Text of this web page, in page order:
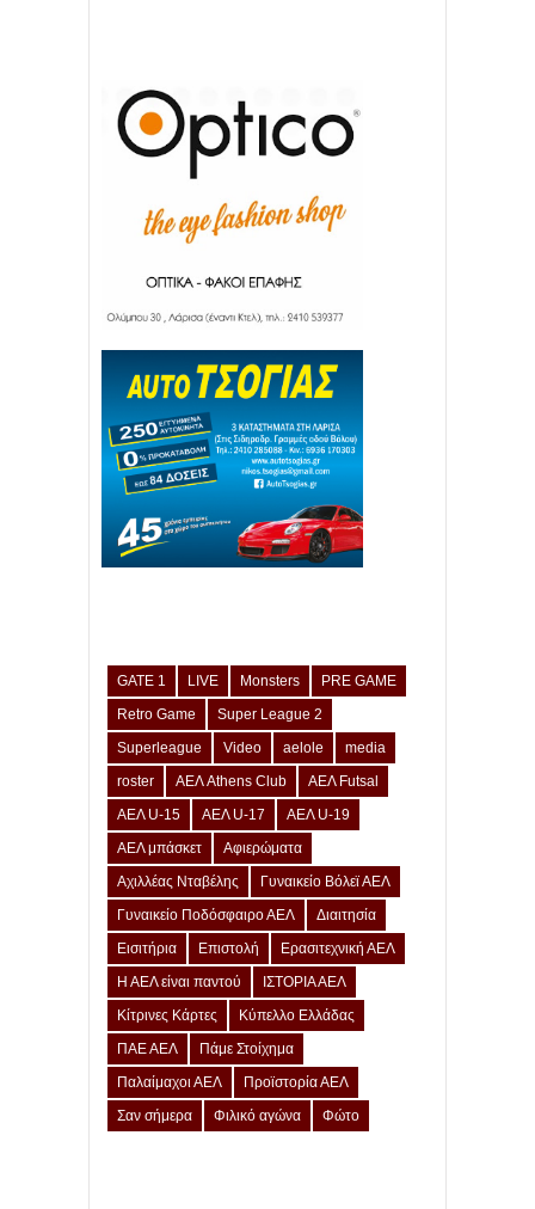
GATE 1 LIVE Monsters
PRE GAME
Retro Game
Super League 2
Superleague
Video aelole
media
roster
ΑΕΛ Athens Club
ΑΕΛ Futsal
ΑΕΛ U-15
ΑΕΛ U-17
ΑΕΛ U-19
ΑΕΛ μπάσκετ
Αφιερώματα
Αχιλλέας Νταβέλης
Γυναικείο Βόλεϊ ΑΕΛ
Γυναικείο Ποδόσφαιρο ΑΕΛ
Διαιτησία
Εισιτήρια
Επιστολή
Ερασιτεχνική ΑΕΛ
Η ΑΕΛ είναι παντού
ΙΣΤΟΡΙΑ ΑΕΛ
Κίτρινες Κάρτες
Κύπελλο Ελλάδας
ΠΑΕ ΑΕΛ
Πάμε Στοίχημα
Παλαίμαχοι ΑΕΛ
Προϊστορία ΑΕΛ
Σαν σήμερα
Φιλικό αγώνα Φώτο